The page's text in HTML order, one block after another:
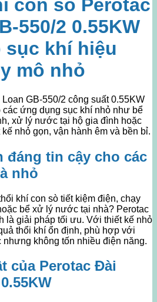
con sò Perotac
550/2 0.55KW
sục khí hiệu
mô nhỏ
GB-550/2 công suất 0.55KW
ứng dụng sục khí nhỏ như bể
xử lý nước tại hộ gia đình hoặc
nhỏ gọn, vận hành êm và bền bỉ.
đáng tin cậy cho các
nhỏ
khí con sò tiết kiệm điện, chạy
bể xử lý nước tại nhà? Perotac
là giải pháp tối ưu. Với thiết kế nhỏ
thổi khí ổn định, phù hợp với
không tốn nhiều điện năng.
của Perotac Đài